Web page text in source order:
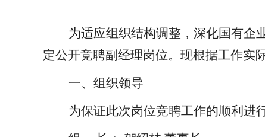
为适应组织结构调整，深化国有企
定公开竞聘副经理岗位。现根据工作实
一、组织领导
为保证此次岗位竞聘工作的顺利进